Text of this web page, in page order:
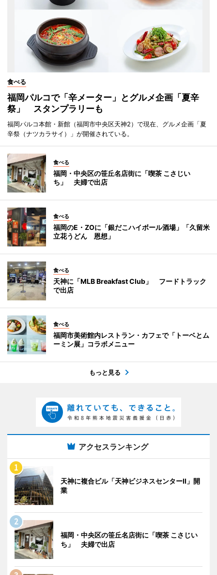
食べる
福岡パルコで「辛メーター」とグルメ企画「夏辛
祭」 スタンプラリーも
福岡パルコ本館・新館（福岡市中央区天神2）で現在、グルメ企画「夏
辛祭（ナツカラサイ）」が開催されている。
食べる
福岡・中央区の笹丘名店街に「喫茶 こさじい
ち」 夫婦で出店
食べる
福岡のE・ZOに「銀だこハイボール酒場」「久留米
立花うどん 恩想」
食べる
天神に「MLB Breakfast Club」 フードトラック
で出店
食べる
福岡市美術館内レストラン・カフェで「トーベとム
ーミン展」コラボメニュー
もっと見る
アクセスランキング
天神に複合ビル「天神ビジネスセンターII」開
業
福岡・中央区の笹丘名店街に「喫茶 こさじい
ち」 夫婦で出店